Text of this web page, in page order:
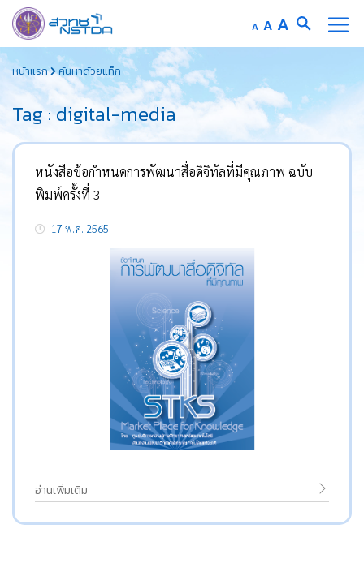
to
content
A Decrease
font
AReset
font
A Increase
font
หน้าแรก ค้นหาด้วยแท็ก
Tag : digital-media
หนังสือข้อกำหนดการพัฒนาสื่อดิจิทัลที่มีคุณภาพ ฉบับ
พิมพ์ครั้งที่ 3
17 พ.ค. 2565
อ่านเพิ่มเติม